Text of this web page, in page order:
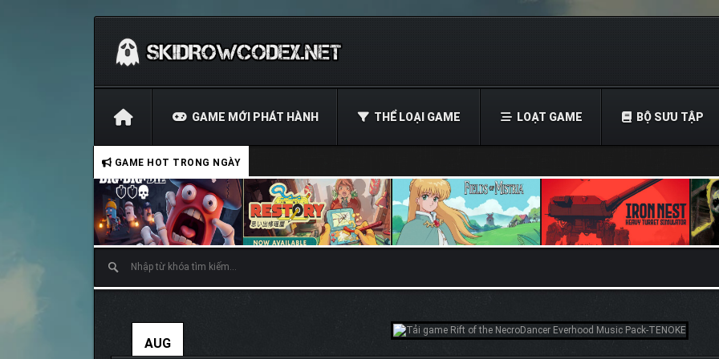
GAME MỚI PHÁT HÀNH THỂ LOẠI GAME LOẠT GAME BỘ SƯU TẬP
GAME HOT TRONG NGÀY
AUG